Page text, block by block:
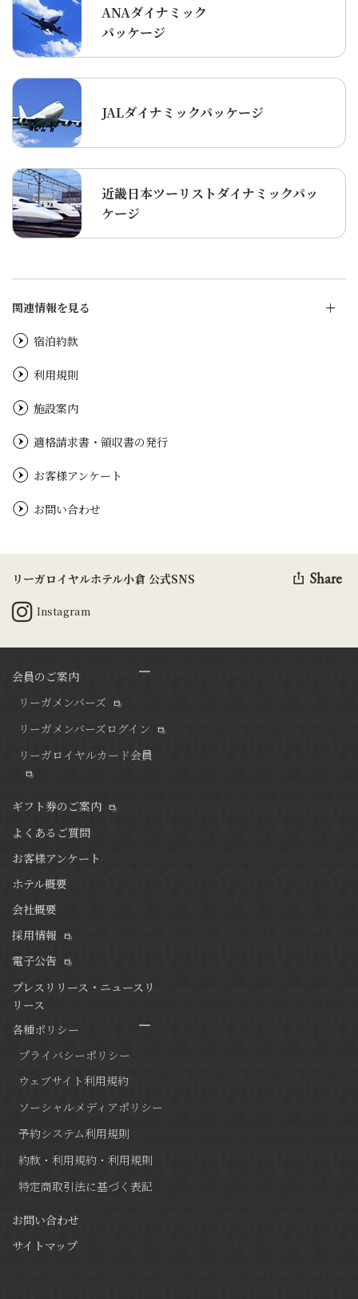
ANAダイナミック
パッケージ
JALダイナミックパッケージ
近畿日本ツーリストダイナミックパッ
ケージ
関連情報を見る
宿泊約款
利用規則
施設案内
適格請求書・領収書の発行
お客様アンケート
お問い合わせ
リーガロイヤルホテル小倉 公式SNS
Instagram
Share
会員のご案内
リーガメンバーズ
リーガメンバーズログイン
リーガロイヤルカード会員
ギフト券のご案内
よくあるご質問
お客様アンケート
ホテル概要
会社概要
採用情報
電子公告
プレスリリース・ニュースリ
リース
各種ポリシー
プライバシーポリシー
ウェブサイト利用規約
ソーシャルメディアポリシー
予約システム利用規則
約款・利用規約・利用規則
特定商取引法に基づく表記
お問い合わせ
サイトマップ